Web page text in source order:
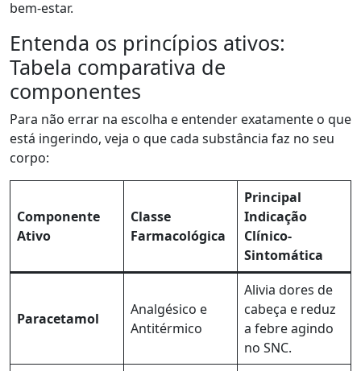
bem-estar.
Entenda os princípios ativos:
Tabela comparativa de
componentes
Para não errar na escolha e entender exatamente o que
está ingerindo, veja o que cada substância faz no seu
corpo:
Componente
Ativo
Classe
Farmacológica
Principal
Indicação
Clínico-
Sintomática
Paracetamol
Analgésico e
Antitérmico
Alivia dores de
cabeça e reduz
a febre agindo
no SNC.